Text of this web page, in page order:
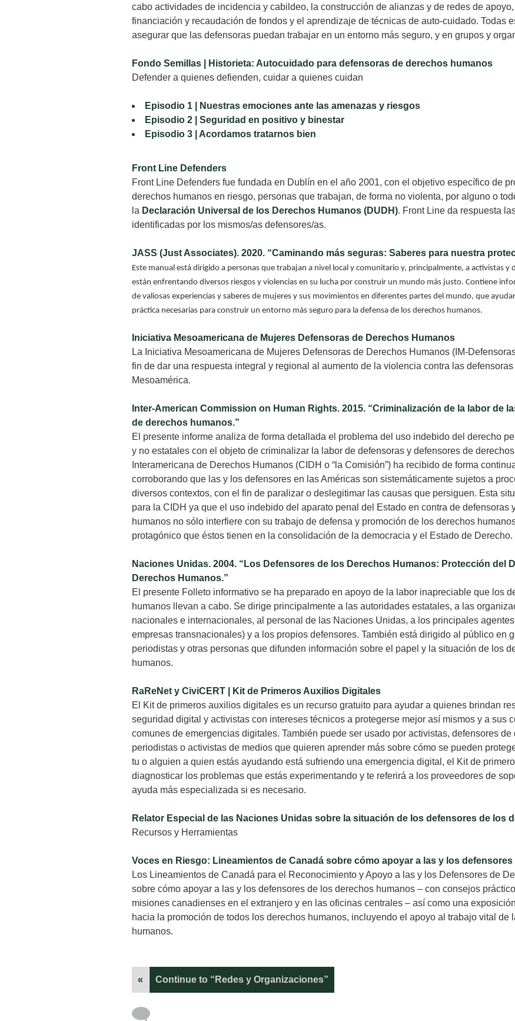
cabo actividades de incidencia y cabildeo, la construcción de alianzas y de redes de
financiación y recaudación de fondos y el aprendizaje de técnicas de auto-cuidado. Todas
asegurar que las defensoras puedan trabajar en un entorno más seguro, y en grupos y
Fondo Semillas | Historieta: Autocuidado para defensoras de derechos humanos
Defender a quienes defienden, cuidar a quienes cuidan
Episodio 1 | Nuestras emociones ante las amenazas y riesgos
Episodio 2 | Seguridad en positivo y binestar
Episodio 3 | Acordamos tratarnos bien
Front Line Defenders
Front Line Defenders fue fundada en Dublín en el año 2001, con el objetivo específico de
derechos humanos en riesgo, personas que trabajan, de forma no violenta, por alguno o
la Declaración Universal de los Derechos Humanos (DUDH). Front Line da respuesta
identificadas por los mismos/as defensores/as.
JASS (Just Associates). 2020. “Caminando más seguras: Saberes para nuestra
Este manual está dirigido a personas que trabajan a nivel local y comunitario y, principalmente, a activistas y
están enfrentando diversos riesgos y violencias en su lucha por construir un mundo más justo. Contiene
de valiosas experiencias y saberes de mujeres y sus movimientos en diferentes partes del mundo, que
práctica necesarias para construir un entorno más seguro para la defensa de los derechos humanos.
Iniciativa Mesoamericana de Mujeres Defensoras de Derechos Humanos
La Iniciativa Mesoamericana de Mujeres Defensoras de Derechos Humanos (IM-
fin de dar una respuesta integral y regional al aumento de la violencia contra las
Mesoamérica.
Inter-American Commission on Human Rights. 2015. “Criminalización de la labor de
de derechos humanos.”
El presente informe analiza de forma detallada el problema del uso indebido del derecho
y no estatales con el objeto de criminalizar la labor de defensoras y defensores de
Interamericana de Derechos Humanos (CIDH o “la Comisión”) ha recibido de forma
corroborando que las y los defensores en las Américas son sistemáticamente sujetos a
diversos contextos, con el fin de paralizar o deslegitimar las causas que persiguen. Esta
para la CIDH ya que el uso indebido del aparato penal del Estado en contra de defensoras
humanos no sólo interfiere con su trabajo de defensa y promoción de los derechos
protagónico que éstos tienen en la consolidación de la democracia y el Estado de Derecho.
Naciones Unidas. 2004. “Los Defensores de los Derechos Humanos: Protección del
Derechos Humanos.”
El presente Folleto informativo se ha preparado en apoyo de la labor inapreciable que los
humanos llevan a cabo. Se dirige principalmente a las autoridades estatales, a las
nacionales e internacionales, al personal de las Naciones Unidas, a los principales
empresas transnacionales) y a los propios defensores. También está dirigido al público en
periodistas y otras personas que difunden información sobre el papel y la situación de los
humanos.
RaReNet y CiviCERT | Kit de Primeros Auxilios Digitales
El Kit de primeros auxilios digitales es un recurso gratuito para ayudar a quienes brindan
seguridad digital y activistas con intereses técnicos a protegerse mejor así mismos y a sus
comunes de emergencias digitales. También puede ser usado por activistas, defensores
periodistas o activistas de medios que quieren aprender más sobre cómo se pueden
tu o alguien a quien estás ayudando está sufriendo una emergencia digital, el Kit de
diagnosticar los problemas que estás experimentando y te referirá a los proveedores de
ayuda más especializada si es necesario.
Relator Especial de las Naciones Unidas sobre la situación de los defensores de los
Recursos y Herramientas
Voces en Riesgo: Lineamientos de Canadá sobre cómo apoyar a las y los
Los Lineamientos de Canadá para el Reconocimiento y Apoyo a las y los Defensores de
sobre cómo apoyar a las y los defensores de los derechos humanos – con consejos
misiones canadienses en el extranjero y en las oficinas centrales – así como una
hacia la promoción de todos los derechos humanos, incluyendo el apoyo al trabajo vital de
humanos.
« Continue to “Redes y Organizaciones”